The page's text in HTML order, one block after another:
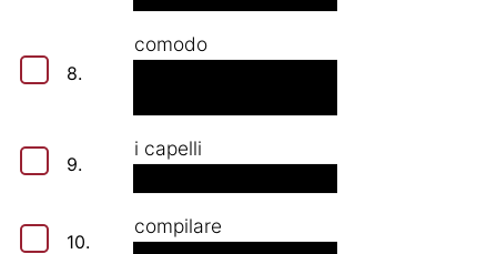
8.
comodo
9.
i capelli
10.
compilare